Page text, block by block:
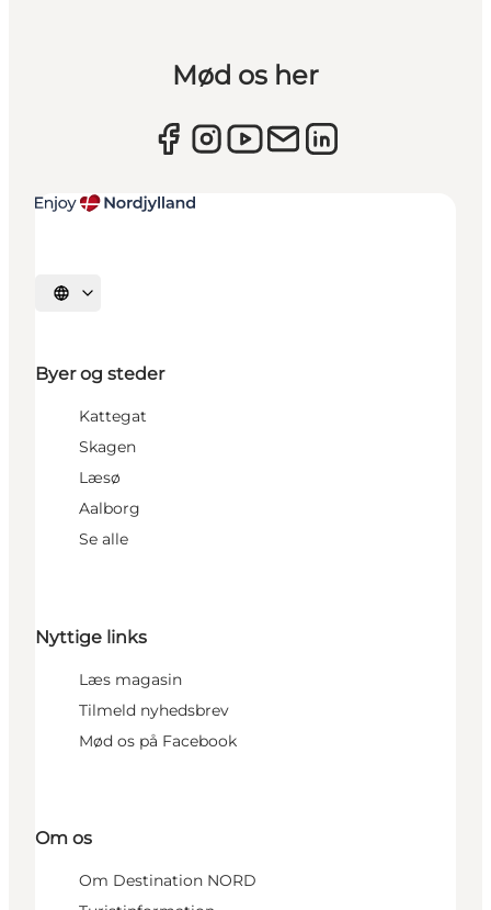
Mød os her
Vælg sprog
Byer og steder
Kattegat
Skagen
Læsø
Aalborg
Se alle
Nyttige links
Læs magasin
Tilmeld nyhedsbrev
Mød os på Facebook
Om os
Om Destination NORD